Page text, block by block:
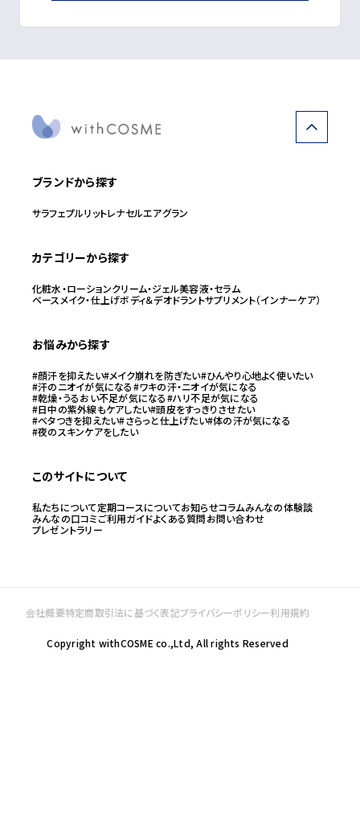
ブランドから探す
サラフェプルリットレナセルエアグラン
カテゴリーから探す
化粧水・ローションクリーム・ジェル美容液・セラム
ベースメイク・仕上げボディ＆デオドラントサプリメント（インナーケア）
お悩みから探す
#顔汗を抑えたい#メイク崩れを防ぎたい#ひんやり心地よく使いたい
#汗のニオイが気になる#ワキの汗・ニオイが気になる
#乾燥・うるおい不足が気になる#ハリ不足が気になる
#日中の紫外線もケアしたい#頭皮をすっきりさせたい
#ベタつきを抑えたい#さらっと仕上げたい#体の汗が気になる
#夜のスキンケアをしたい
このサイトについて
私たちについて定期コースについてお知らせコラムみんなの体験談
みんなの口コミご利用ガイドよくある質問お問い合わせ
プレゼントラリー
会社概要特定商取引法に基づく表記プライバシーポリシー利用規約
Copyright withCOSME co.,Ltd, All rights Reserved